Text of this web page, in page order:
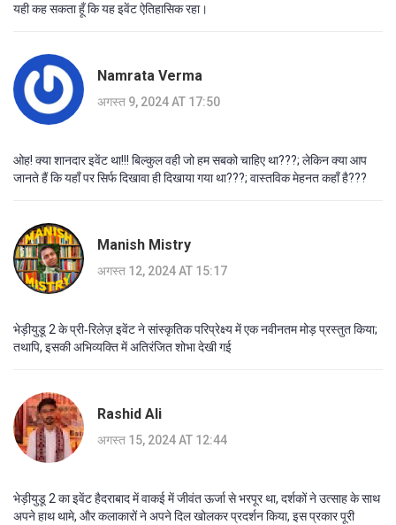
यही कह सकता हूँ कि यह इवेंट ऐतिहासिक रहा।
Namrata Verma
अगस्त 9, 2024 AT 17:50
ओह! क्या शानदार इवेंट था!!! बिल्कुल वही जो हम सबको चाहिए था???; लेकिन क्या आप
जानते हैं कि यहाँ पर सिर्फ दिखावा ही दिखाया गया था???; वास्तविक मेहनत कहाँ है???
Manish Mistry
अगस्त 12, 2024 AT 15:17
भेड़ीयुडू 2 के प्री‑रिलेज़ इवेंट ने सांस्कृतिक परिप्रेक्ष्य में एक नवीनतम मोड़ प्रस्तुत किया;
तथापि, इसकी अभिव्यक्ति में अतिरंजित शोभा देखी गई
Rashid Ali
अगस्त 15, 2024 AT 12:44
भेड़ीयुडू 2 का इवेंट हैदराबाद में वाकई में जीवंत ऊर्जा से भरपूर था, दर्शकों ने उत्साह के साथ
अपने हाथ थामे, और कलाकारों ने अपने दिल खोलकर प्रदर्शन किया, इस प्रकार पूरी